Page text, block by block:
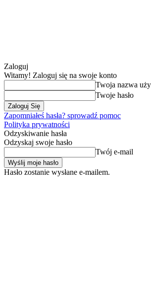
Zaloguj
Witamy! Zaloguj się na swoje konto
Twoja nazwa
Twoje hasło
Zapomniałeś hasła? sprowadź pomoc
Polityka prywatności
Odzyskiwanie hasła
Odzyskaj swoje hasło
Twój e-mail
Hasło zostanie wysłane e-mailem.